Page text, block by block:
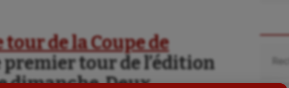
Longue paume
Moto
tour de la Coupe de
premier tour de l’édition